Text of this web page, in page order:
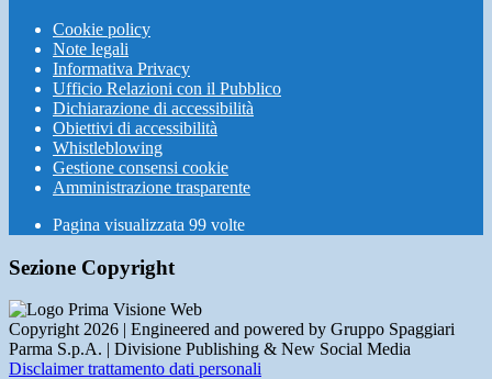
Cookie policy
Note legali
Informativa Privacy
Ufficio Relazioni con il Pubblico
Dichiarazione di accessibilità
Obiettivi di accessibilità
Whistleblowing
Gestione consensi cookie
Amministrazione trasparente
Pagina visualizzata 99 volte
Sezione Copyright
Copyright 2026 | Engineered and powered by Gruppo Spaggiari
Parma S.p.A. | Divisione Publishing & New Social Media
Disclaimer trattamento dati personali